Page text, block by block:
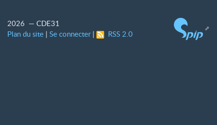
2026 — CDE31
Plan du site | Se connecter| RSS 2.0